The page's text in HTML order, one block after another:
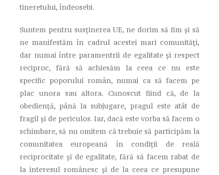
tineretului, îndeosebi.
Suntem pentru susținerea UE, ne dorim să fim și să
ne manifestăm în cadrul acestei mari comunități,
dar numai între paramentrii de egalitate și respect
reciproc, fără să achiesăm la ceea ce nu este
specific poporului român, numai ca să facem pe
plac unora sau altora. Cunoscut fiind că, de la
obediență, până la subjugare, pragul este atât de
fragil și de periculos. Iar, dacă este vorba să facem o
schimbare, să nu omitem că trebuie să participăm la
comunitatea europeană în condiții de reală
reciprocitate și de egalitate, fără să facem rabat de
la interesul românesc și de la ceea ce presupune